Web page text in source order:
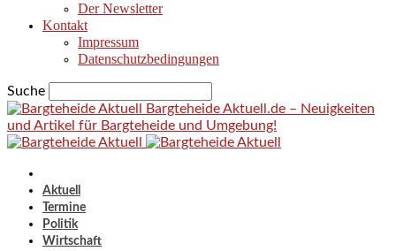
Der Newsletter
Kontakt
Impressum
Datenschutzbedingungen
Suche
Bargteheide Aktuell.de – Neuigkeiten
und Artikel für Bargteheide und Umgebung!
Aktuell
Termine
Politik
Wirtschaft